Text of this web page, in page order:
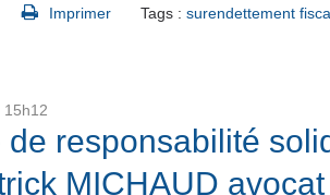
Imprimer Tags : surendettement
15h12
de responsabilité
MICHAUD